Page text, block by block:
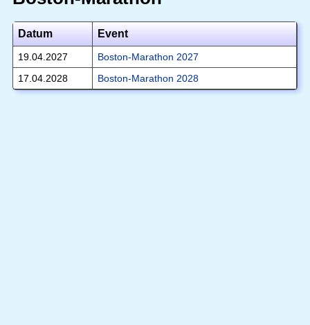
Datum Event
19.04.2027
Boston-Marathon 2027
17.04.2028
Boston-Marathon 2028